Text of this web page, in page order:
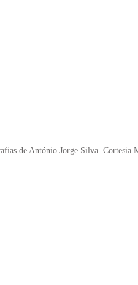
de António Jorge Silva. Cortesia